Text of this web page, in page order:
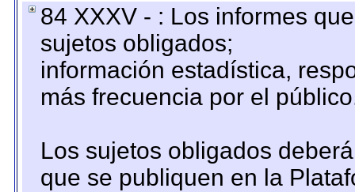
84 XXXV - : Los informes
sujetos obligados;
información estadística,
más frecuencia por el
Los sujetos obligados
que se publiquen en la